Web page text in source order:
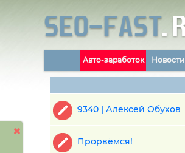
Авто-заработок Новости
9340 | Алексей Обухов
Прорвёмся!